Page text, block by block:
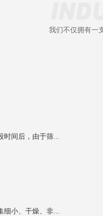
我们不仅拥有一
时间后，由于筛...
细小、干燥、非...